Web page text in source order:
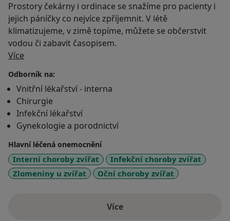
Prostory čekárny i ordinace se snažíme pro pacienty i
jejich páníčky co nejvíce zpříjemnit. V létě
klimatizujeme, v zimě topíme, můžete se občerstvit
vodou či zabavit časopisem.
Více
Odborník na:
Vnitřní lékařství - interna
Chirurgie
Infekční lékařství
Gynekologie a porodnictví
Hlavní léčená onemocnění
Interní choroby zvířat
Infekční choroby zvířat
Zlomeniny u zvířat
Oční choroby zvířat
Víceo zkušenostech